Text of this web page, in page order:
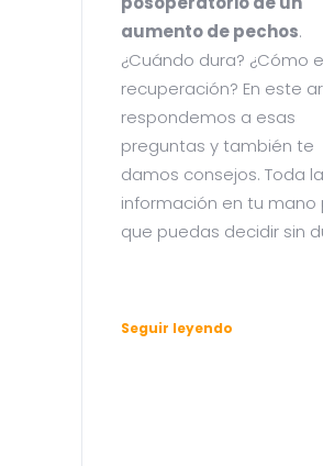
aumento de pechos.
¿Cuándo dura? ¿Cómo
recuperación? En este
respondemos a esas
preguntas y también te
damos consejos. Toda la
información en tu mano
que puedas decidir sin
Seguir leyendo